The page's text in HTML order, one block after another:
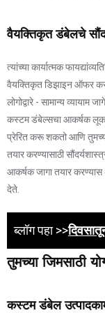
वैयक्तिकृत डंबेलचे
त्यांच्या कार्यात्मक
वैयक्तिकृत डिझाइन ऑफर
लोगोद्वारे - सामान्य
कस्टम डंबेल्सचा आकर्षक लूक
प्रेरित करू शकतो आणि
तयार करण्यासाठी
आकर्षक जागा तयार करण्यास
देते.
ब्लॉग पहा >>
तुमच्या जिमसाठी
कस्टम डंबेल